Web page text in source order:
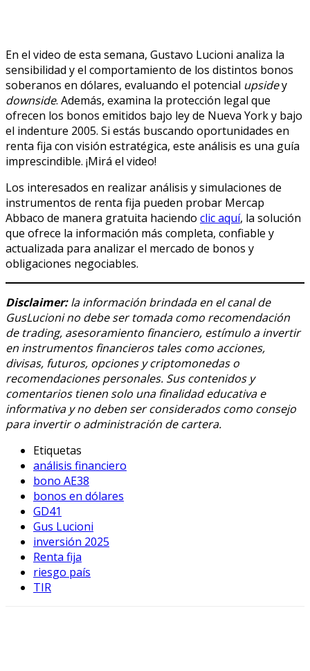
En el video de esta semana, Gustavo Lucioni analiza la
sensibilidad y el comportamiento de los distintos bonos
soberanos en dólares, evaluando el potencial upsidey
downside. Además, examina la protección legal que
ofrecen los bonos emitidos bajo ley de Nueva York y bajo
el indenture 2005. Si estás buscando oportunidades en
renta fija con visión estratégica, este análisis es una guía
imprescindible. ¡Mirá el video!
Los interesados en realizar análisis y simulaciones de
instrumentos de renta fija pueden probar Mercap
Abbaco de manera gratuita haciendo clic aquí, la solución
que ofrece la información más completa, confiable y
actualizada para analizar el mercado de bonos y
obligaciones negociables.
Disclaimer:la información brindada en el canal de
GusLucioni no debe ser tomada como recomendación
de trading, asesoramiento financiero, estímulo a invertir
en instrumentos financieros tales como acciones,
divisas, futuros, opciones y criptomonedas o
recomendaciones personales. Sus contenidos y
comentarios tienen solo una finalidad educativa e
informativa y no deben ser considerados como consejo
para invertir o administración de cartera.
Etiquetas
análisis financiero
bono AE38
bonos en dólares
GD41
Gus Lucioni
inversión 2025
Renta fija
riesgo país
TIR